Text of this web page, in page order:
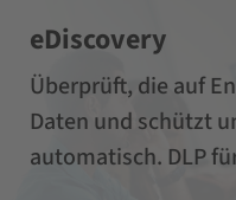
eDiscovery
Überprüft, die auf
Daten und schützt
automatisch. DLP